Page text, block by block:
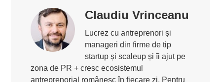
Claudiu Vrinceanu
Lucrez cu antreprenori și
manageri din firme de tip
startup și scaleup și îi ajut pe
zona de PR + cresc ecosistemul
antreprenorial românesc în fiecare zi. Pentru